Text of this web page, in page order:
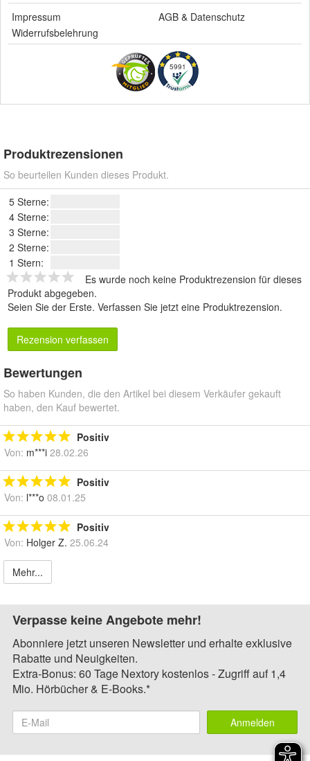
Impressum
AGB & Datenschutz
Widerrufsbelehrung
5991
Produktrezensionen
So beurteilen Kunden dieses Produkt.
5 Sterne:
4 Sterne:
3 Sterne:
2 Sterne:
1 Stern:
Es wurde noch keine Produktrezension für dieses
Produkt abgegeben.
Seien Sie der Erste. Verfassen Sie jetzt eine Produktrezension.
Rezension verfassen
Bewertungen
So haben Kunden, die den Artikel bei diesem Verkäufer gekauft
haben, den Kauf bewertet.
Positiv
Von: m***i 28.02.26
Positiv
Von: l***o 08.01.25
Positiv
Von: Holger Z. 25.06.24
Mehr...
Verpasse keine Angebote mehr!
Abonniere jetzt unseren Newsletter und erhalte exklusive
Rabatte und Neuigkeiten.
Extra-Bonus: 60 Tage Nextory kostenlos - Zugriff auf 1,4
Mio. Hörbücher & E-Books.*
Anmelden